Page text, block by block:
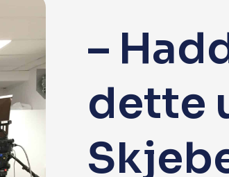
på skolen
hos oss
du
–
dette